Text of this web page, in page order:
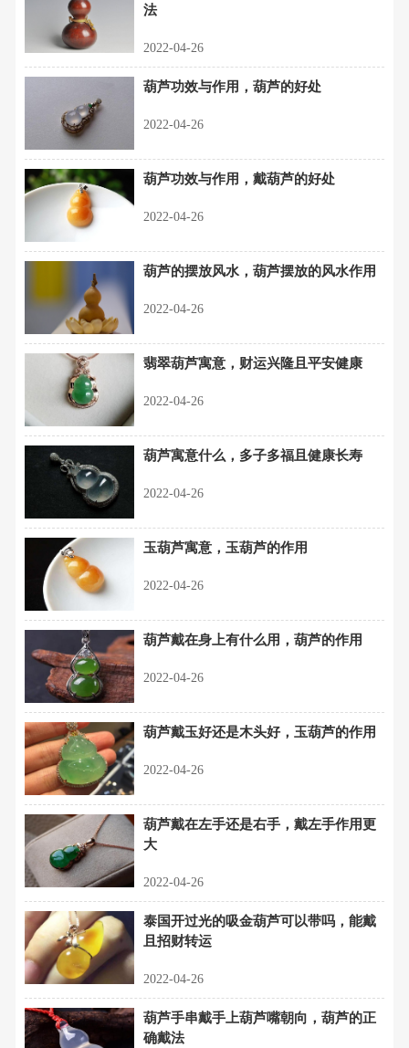
法
2022-04-26
葫芦功效与作用，葫芦的好处
2022-04-26
葫芦功效与作用，戴葫芦的好处
2022-04-26
葫芦的摆放风水，葫芦摆放的风水作用
2022-04-26
翡翠葫芦寓意，财运兴隆且平安健康
2022-04-26
葫芦寓意什么，多子多福且健康长寿
2022-04-26
玉葫芦寓意，玉葫芦的作用
2022-04-26
葫芦戴在身上有什么用，葫芦的作用
2022-04-26
葫芦戴玉好还是木头好，玉葫芦的作用
2022-04-26
葫芦戴在左手还是右手，戴左手作用更
大
2022-04-26
泰国开过光的吸金葫芦可以带吗，能戴
且招财转运
2022-04-26
葫芦手串戴手上葫芦嘴朝向，葫芦的正
确戴法